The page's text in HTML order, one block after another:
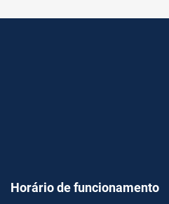
Horário de funcionamento